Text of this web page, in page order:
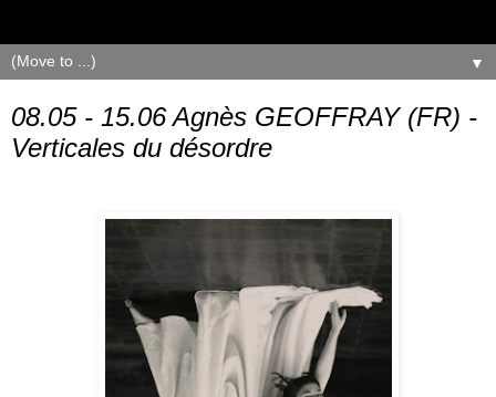
▼
08.05 - 15.06 Agnès GEOFFRAY (FR) -
Verticales du désordre